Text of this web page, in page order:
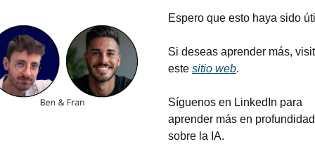
Espero que esto haya sido
Si deseas aprender más,
este sitio web.
Síguenos en LinkedIn para
aprender más en profundidad
sobre la IA.